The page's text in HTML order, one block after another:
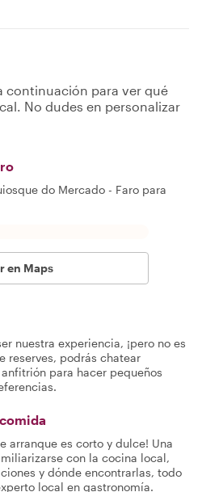
continuación para ver qué
No dudes en personalizar
do Mercado - Faro para
en Maps
nuestra experiencia, ¡pero no es
reserves, podrás chatear
para hacer pequeños
arranque es corto y dulce! Una
con la cocina local,
y dónde encontrarlas, todo
local en gastronomía.